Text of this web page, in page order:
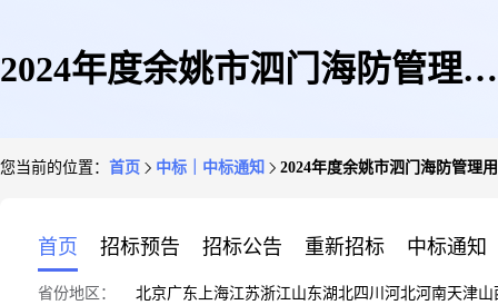
2024年度余姚市泗门海防管理用
您当前的位置： 首页 中标｜中标通知 2024年度余姚市泗门海防管理
首页 招标预告 招标公告 重新招标 中标通知
省份地区： 北京广东 上海江苏浙江山东湖北四川 河北河南天津山